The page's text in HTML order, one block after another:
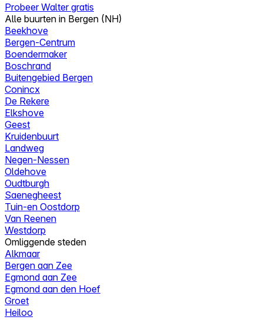
Probeer Walter gratis
Alle buurten in Bergen (NH)
Beekhove
Bergen-Centrum
Boendermaker
Boschrand
Buitengebied Bergen
Conincx
De Rekere
Elkshove
Geest
Kruidenbuurt
Landweg
Negen-Nessen
Oldehove
Oudtburgh
Saenegheest
Tuin-en Oostdorp
Van Reenen
Westdorp
Omliggende steden
Alkmaar
Bergen aan Zee
Egmond aan Zee
Egmond aan den Hoef
Groet
Heiloo